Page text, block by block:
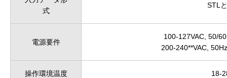
式
STL
電源要件
100-127VAC, 50/
200-240**VAC,
操作環境温度 18-